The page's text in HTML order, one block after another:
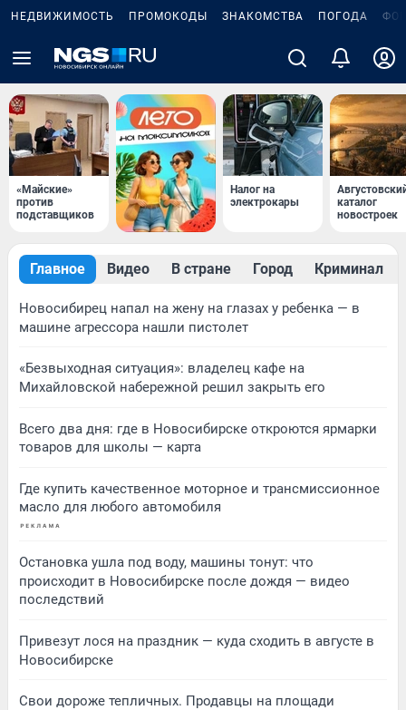
НЕДВИЖИМОСТЬ ПРОМОКОДЫ ЗНАКОМСТВА ПОГОДА
«Майские»
против
подставщиков
Налог на
электрокары
каталог
новостроек
Главное Видео В стране Город Криминал
Новосибирец напал на жену на глазах у ребенка — в
машине агрессора нашли пистолет
«Безвыходная ситуация»: владелец кафе на
Михайловской набережной решил закрыть его
Всего два дня: где в Новосибирске откроются ярмарки
товаров для школы — карта
Где купить качественное моторное и трансмиссионное
масло для любого автомобиля
Остановка ушла под воду, машины тонут: что
происходит в Новосибирске после дождя — видео
последствий
Привезут лося на праздник — куда сходить в августе в
Новосибирске
Свои дороже тепличных. Продавцы на площади